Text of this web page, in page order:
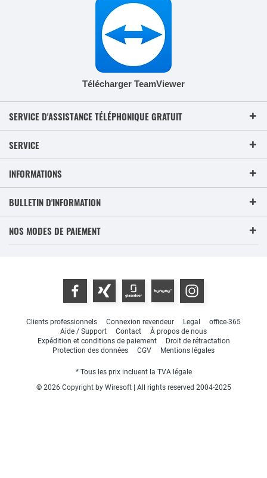
Télécharger TeamViewer
SERVICE D'ASSISTANCE TÉLÉPHONIQUE GRATUIT
SERVICE
INFORMATIONS
BULLETIN D'INFORMATION
NOS MODES DE PAIEMENT
Clients professionnels Connexion revendeur Legal
office-365
Aide / Support
Contact
À propos de nous
Expédition et conditions de paiement
Droit de rétractation
Protection des données
CGV Mentions légales
* Tous les prix incluent la TVA légale
© 2026 Copyright by Wiresoft | All rights reserved 2004-2025